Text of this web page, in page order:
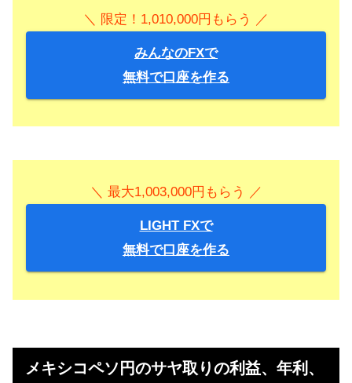
＼ 限定！1,010,000円もらう ／
みんなのFXで
無料で口座を作る
＼ 最大1,003,000円もらう ／
LIGHT FXで
無料で口座を作る
メキシコペソ円のサヤ取りの利益、年利、